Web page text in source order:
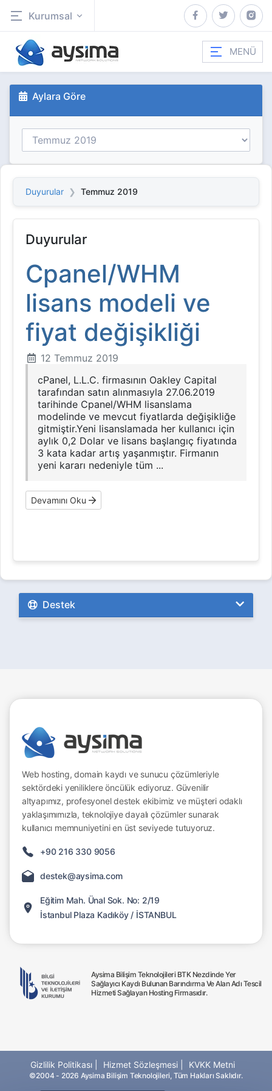
Kurumsal
MENÜ
Aylara Göre
Duyurular Temmuz 2019
Duyurular
Cpanel/WHM
lisans modeli ve
fiyat değişikliği
12 Temmuz 2019
cPanel, L.L.C. firmasının Oakley Capital
tarafından satın alınmasıyla 27.06.2019
tarihinde Cpanel/WHM lisanslama
modelinde ve mevcut fiyatlarda değişikliğe
gitmiştir.Yeni lisanslamada her kullanıcı için
aylık 0,2 Dolar ve lisans başlangıç fiyatında
3 kata kadar artış yaşanmıştır. Firmanın
yeni kararı nedeniyle tüm ...
Devamını Oku
Destek
Web hosting, domain kaydı ve sunucu çözümleriyle
sektördeki yeniliklere öncülük ediyoruz. Güvenilir
altyapımız, profesyonel destek ekibimiz ve müşteri odaklı
yaklaşımımızla, teknolojiye dayalı çözümler sunarak
kullanıcı memnuniyetini en üst seviyede tutuyoruz.
+90 216 330 9056
destek@aysima.com
Eğitim Mah. Ünal Sok. No: 2/19
İstanbul Plaza Kadıköy / İSTANBUL
Aysima Bilişim Teknolojileri BTK Nezdinde Yer
Sağlayıcı Kaydı Bulunan Barındırma Ve Alan Adı Tescil
Hizmeti Sağlayan Hosting Firmasıdır.
Gizlilik Politikası | Hizmet Sözleşmesi | KVKK Metni
©2004 - 2026 Aysima Bilişim Teknolojileri, Tüm Hakları Saklıdır.